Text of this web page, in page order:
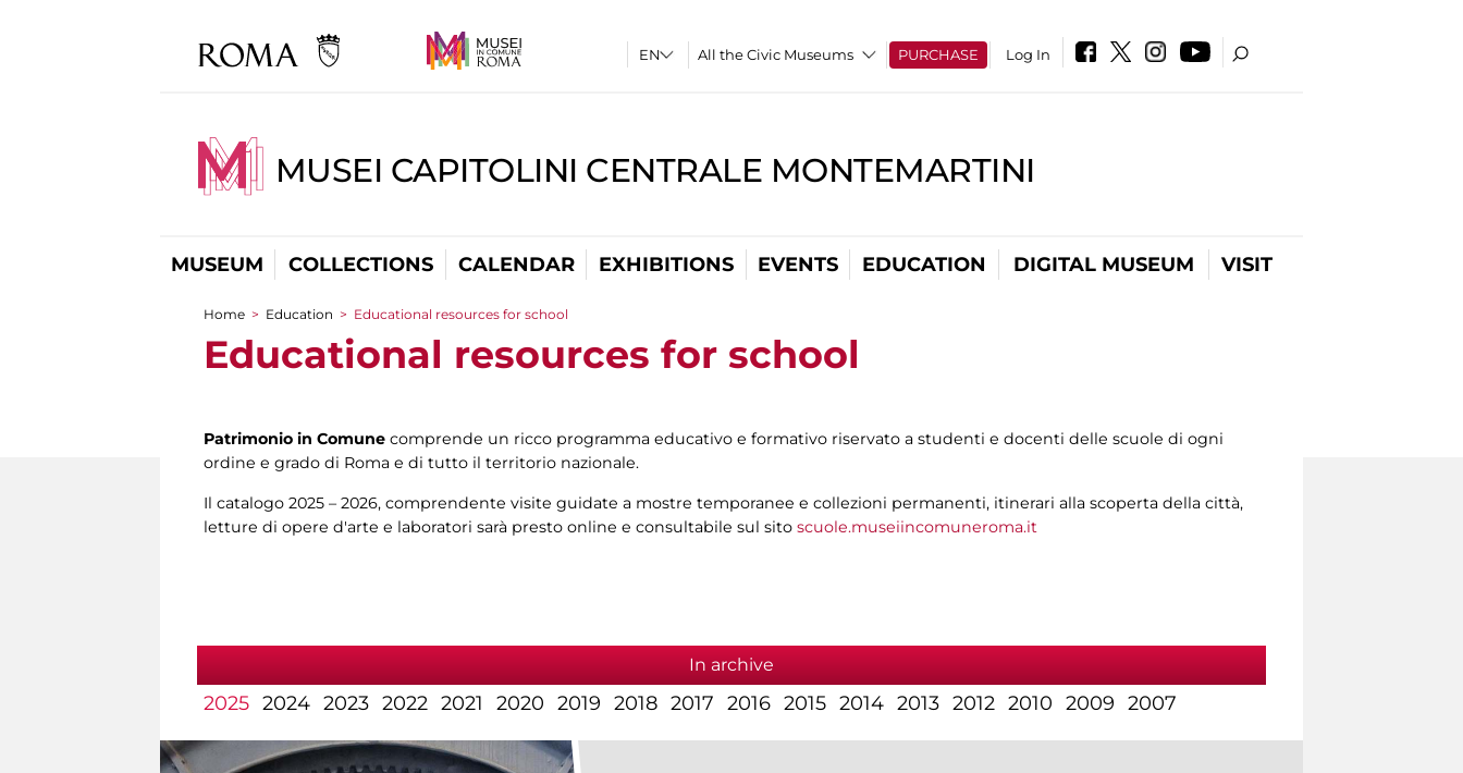
All the Civic Museums PURCHASE Log In
MUSEI CAPITOLINI CENTRALE MONTEMARTINI
MUSEUM COLLECTIONS CALENDAR EXHIBITIONS EVENTS EDUCATION DIGITAL MUSEUM VISIT
You are here
Home > Education > Educational resources for school
Educational resources for school
Patrimonio in Comune comprende un ricco programma educativo e formativo riservato a studenti e docenti delle scuole di ogni
ordine e grado di Roma e di tutto il territorio nazionale.
Il catalogo 2025 – 2026, comprendente visite guidate a mostre temporanee e collezioni permanenti, itinerari alla scoperta della città,
letture di opere d'arte e laboratori sarà presto online e consultabile sul sito scuole.museiincomuneroma.it
In archive
2025 2024 2023 2022 2021 2020 2019 2018 2017 2016 2015 2014 2013 2012 2010 2009 2007